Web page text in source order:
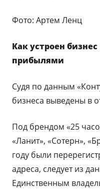
Фото: Артем Ленц
Как устроен бизнес
прибылями
Судя по данным
бизнеса выведены в
Под брендом «25
«Ланит», «Сотерн»,
году были
адреса, следует из
Единственным